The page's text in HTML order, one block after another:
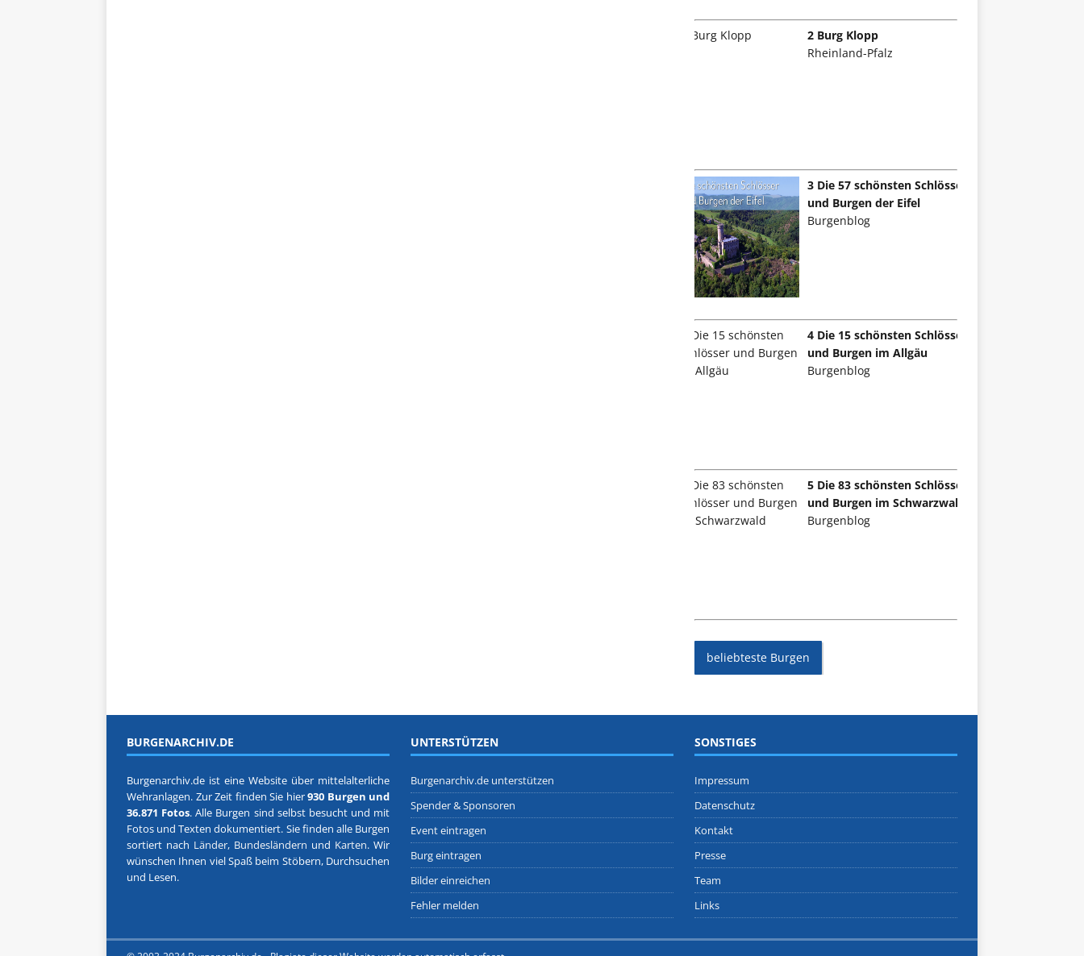
2 Burg Klopp
Rheinland-Pfalz
3 Die 57 schönsten Schlösser
und Burgen der Eifel
Burgenblog
4 Die 15 schönsten Schlösser
und Burgen im Allgäu
Burgenblog
5 Die 83 schönsten Schlösser
und Burgen im Schwarzwald
Burgenblog
beliebteste Burgen
BURGENARCHIV.DE
Burgenarchiv.de ist eine Website über mittelalterliche
Wehranlagen. Zur Zeit finden Sie hier930 Burgen und
36.871 Fotos. Alle Burgen sind selbst besucht und mit
Fotos und Texten dokumentiert. Sie finden alle Burgen
sortiert nach Länder, Bundesländern und Karten. Wir
wünschen Ihnen viel Spaß beim Stöbern, Durchsuchen
und Lesen.
UNTERSTÜTZEN
Burgenarchiv.de unterstützen
Spender & Sponsoren
Event eintragen
Burg eintragen
Bilder einreichen
Fehler melden
SONSTIGES
Impressum
Datenschutz
Kontakt
Presse
Team
Links